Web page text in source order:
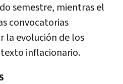
semestre, mientras el
convocatorias
la evolución de los
inflacionario.